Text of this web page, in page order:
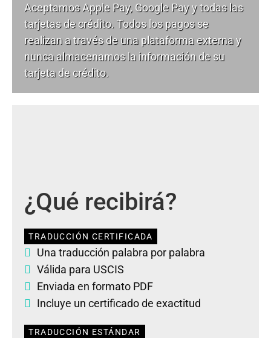
Aceptamos Apple Pay, Google Pay y todas las
tarjetas de crédito. Todos los pagos se
realizan a través de una plataforma externa y
nunca almacenamos la información de su
tarjeta de crédito.
¿Qué recibirá?
TRADUCCIÓN CERTIFICADA
Una traducción palabra por palabra
Válida para USCIS
Enviada en formato PDF
Incluye un certificado de exactitud
TRADUCCIÓN ESTÁNDAR